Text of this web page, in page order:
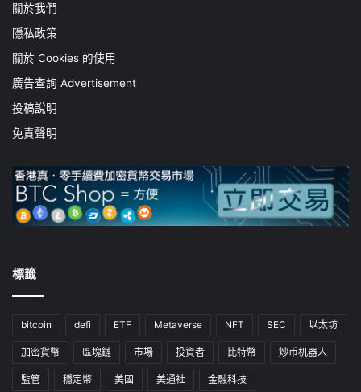
關於我們
隱私政策
關於 Cookies 的使用
廣告查詢 Advertisement
投稿說明
免責聲明
標籤
bitcoin defi ETF Metaverse NFT SEC 以太坊
加密貨幣 區塊鏈 市場 投資者 比特幣 炒币机器人
監管 穩定幣 美國 美通社 金融科技